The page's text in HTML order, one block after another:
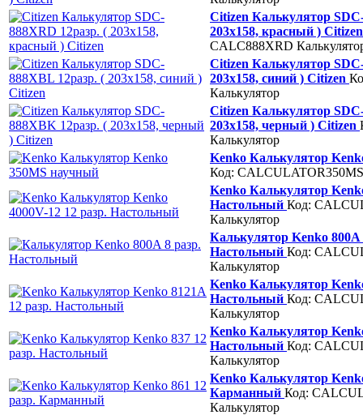
Citizen Калькулятор
203х158, красный )
CALC888XRD
Citizen Калькулятор
203х158, синий ) Citizen
Калькулятор
Citizen Калькулятор
203х158, черный ) Citizen
Калькулятор
Kenko Калькулятор
Код: CALCULATOR350MS
Kenko Калькулятор
Настольный Код:
Калькулятор
Калькулятор Kenko 800A
Настольный Код:
Калькулятор
Kenko Калькулятор
Настольный Код:
Калькулятор
Kenko Калькулятор
Настольный Код:
Калькулятор
Kenko Калькулятор
Карманный Код:
Калькулятор